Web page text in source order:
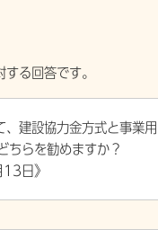
る回答です。
、建設協力金方式と事業用
ちらを勧めますか？
日》